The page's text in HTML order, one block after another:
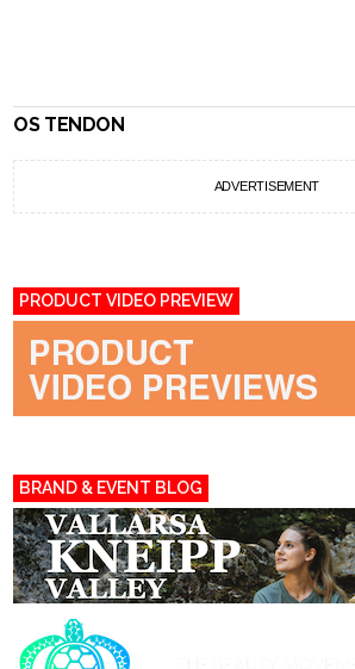
OS TENDON
ADVERTISEMENT
PRODUCT VIDEO PREVIEW
BRAND & EVENT BLOG